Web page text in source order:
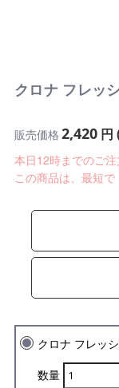
クロナ フレッ
販売価格 2,420円
本日12時までのご
この商品は、最短で
クロナ フレッ
数量